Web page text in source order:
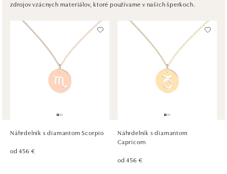
tel.: +420736509250
ALOve OC Olympia, Brno
U Dálnice 777, 664 42 Brno
tel.: +420604389337
dnes otvorené od 10:00
Chlumecká 765/6, 198 19 Praha 9
dnes otvorené do 21:00
zdrojov vzácnych materiálov, ktoré používame v našich šperkoch.
Náhrdelník s diamantom Scorpio
od 456 €
Náhrdelník s diamantom
Capricorn
od 456 €